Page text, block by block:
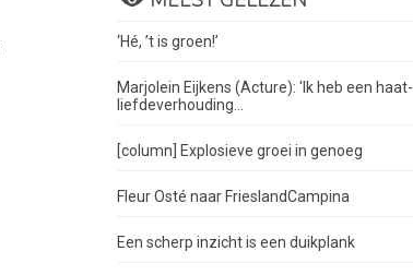
‘Hé, ’t is groen!’
Marjolein Eijkens (Acture): 'Ik heb een haat-
liefdeverhouding...
[column] Explosieve groei in genoeg
Fleur Osté naar FrieslandCampina
Een scherp inzicht is een duikplank